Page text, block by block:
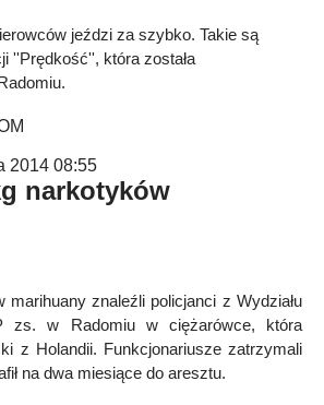
jeździ za szybko. Takie są
''Prędkość'', która została
2014 08:55
narkotyków
marihuany znaleźli policjanci z Wydziału
zs. w Radomiu w ciężarówce, która
z Holandii. Funkcjonariusze zatrzymali
na dwa miesiące do aresztu.